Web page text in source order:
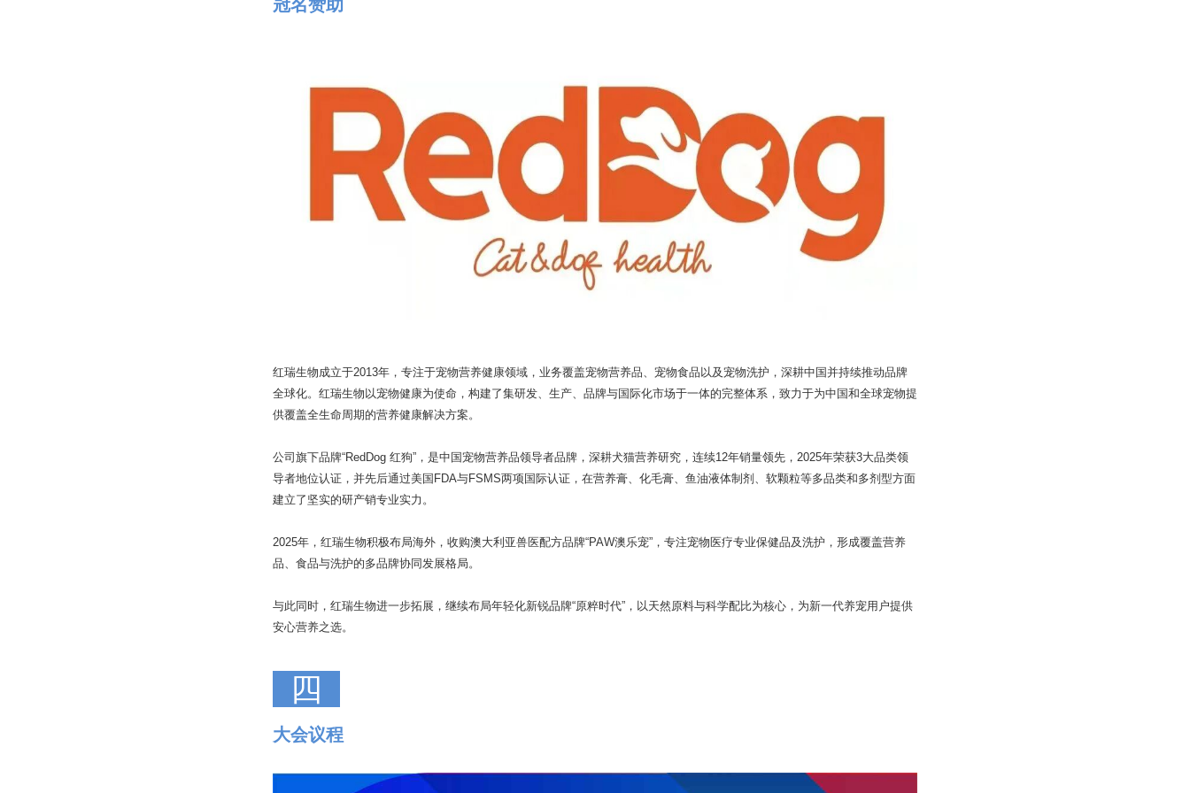
冠名赞助
红瑞生物成立于2013年，专注于宠物营养健康领域，业务覆盖宠物营养品、宠物食品以及宠物洗护，深耕中国并持续推动品牌
全球化。红瑞生物以宠物健康为使命，构建了集研发、生产、品牌与国际化市场于一体的完整体系，致力于为中国和全球宠物提
供覆盖全生命周期的营养健康解决方案。
公司旗下品牌“RedDog 红狗”，是中国宠物营养品领导者品牌，深耕犬猫营养研究，连续12年销量领先，2025年荣获3大品类领
导者地位认证，并先后通过美国FDA与FSMS两项国际认证，在营养膏、化毛膏、鱼油液体制剂、软颗粒等多品类和多剂型方面
建立了坚实的研产销专业实力。
2025年，红瑞生物积极布局海外，收购澳大利亚兽医配方品牌“PAW澳乐宠”，专注宠物医疗专业保健品及洗护，形成覆盖营养
品、食品与洗护的多品牌协同发展格局。
与此同时，红瑞生物进一步拓展，继续布局年轻化新锐品牌“原粹时代”，以天然原料与科学配比为核心，为新一代养宠用户提供
安心营养之选。
四
大会议程